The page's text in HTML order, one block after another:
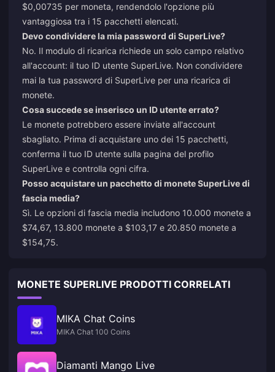
$0,00735 per moneta, rendendolo l'opzione più
vantaggiosa tra i 15 pacchetti elencati.
Devo condividere la mia password di SuperLive?
No. Il modulo di ricarica richiede un solo campo relativo
all'account: il tuo ID utente SuperLive. Non condividere
mai la tua password di SuperLive per una ricarica di
monete.
Cosa succede se inserisco un ID utente errato?
Le monete potrebbero essere inviate all'account
sbagliato. Prima di acquistare uno dei 15 pacchetti,
conferma il tuo ID utente sulla pagina del profilo
SuperLive e controlla ogni cifra.
Posso acquistare un pacchetto di monete SuperLive di
fascia media?
Sì. Le opzioni di fascia media includono 10.000 monete a
$74,67, 13.800 monete a $103,17 e 20.850 monete a
$154,75.
MONETE SUPERLIVE PRODOTTI CORRELATI
MIKA Chat Coins
MIKA Chat 100 Coins
Diamanti Mango Live